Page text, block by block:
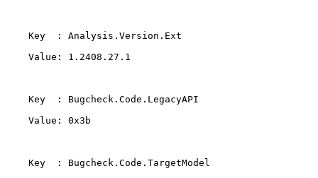
    Key  : Analysis.Version.Ext
    Value: 1.2408.27.1
    Key  : Bugcheck.Code.LegacyAPI
    Value: 0x3b
    Key  : Bugcheck.Code.TargetModel